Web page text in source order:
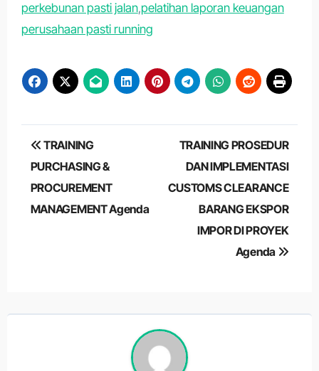
perkebunan pasti jalan,pelatihan laporan keuangan
perusahaan pasti running
Post
navigation
TRAINING
PURCHASING &
PROCUREMENT
MANAGEMENT Agenda
TRAINING PROSEDUR
DAN IMPLEMENTASI
CUSTOMS CLEARANCE
BARANG EKSPOR
IMPOR DI PROYEK
Agenda